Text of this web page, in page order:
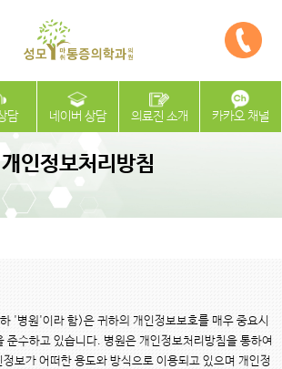
담 네이버 상담 의료진 소개 카카오 채널
개인정보처리방침
'병원'이라 함)은 귀하의 개인정보보호를 매우 중요시
준수하고 있습니다. 병원은 개인정보처리방침을 통하여
보가 어떠한 용도와 방식으로 이용되고 있으며 개인정